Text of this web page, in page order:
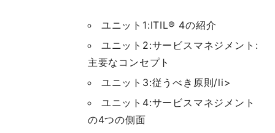
ユニット1:ITIL® 4の紹介
ユニット2:サービスマネジメント:
主要なコンセプト
ユニット3:従うべき原則/li>
ユニット4:サービスマネジメント
の4つの側面